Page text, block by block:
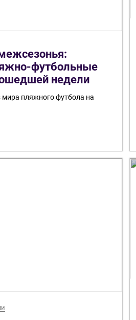
футбольные
недели
мира пляжного футбола на